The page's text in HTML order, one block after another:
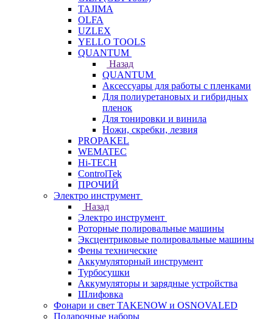
TAJIMA
OLFA
UZLEX
YELLO TOOLS
QUANTUM
Назад
QUANTUM
Аксессуары для работы с пленками
Для полиуретановых и гибридных
пленок
Для тонировки и винила
Ножи, скребки, лезвия
PROPAKEL
WEMATEC
Hi-TECH
ControlTek
ПРОЧИЙ
Электро инструмент
Назад
Электро инструмент
Роторные полировальные машины
Эксцентриковые полировальные машины
Фены технические
Аккумуляторный инструмент
Турбосушки
Аккумуляторы и зарядные устройства
Шлифовка
Фонари и свет TAKENOW и OSNOVALED
Подарочные наборы